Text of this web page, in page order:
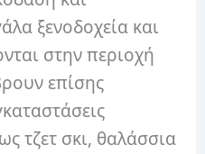
ξενοδοχεία και
στην περιοχή
επίσης
τζετ σκι, θαλάσσια